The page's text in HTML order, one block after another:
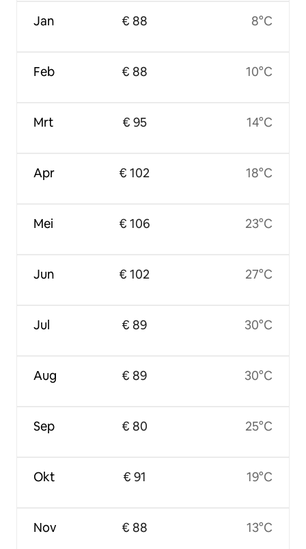
Jan
Feb
Mrt
Apr
Mei
Jun
Jul
Aug
Sep
Okt
Nov
€ 88
€ 88
€ 95
€ 102
€ 106
€ 102
€ 89
€ 89
€ 80
€ 91
€ 88
8°C
10°C
14°C
18°C
23°C
27°C
30°C
30°C
25°C
19°C
13°C